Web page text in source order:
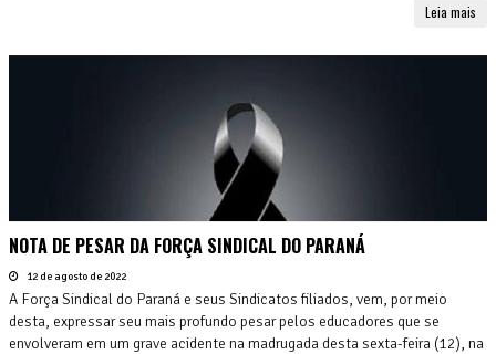
Leia mais
NOTA DE PESAR DA FORÇA SINDICAL DO PARANÁ
12 de agosto de 2022
A Força Sindical do Paraná e seus Sindicatos filiados, vem, por meio
desta, expressar seu mais profundo pesar pelos educadores que se
envolveram em um grave acidente na madrugada desta sexta-feira (12), na